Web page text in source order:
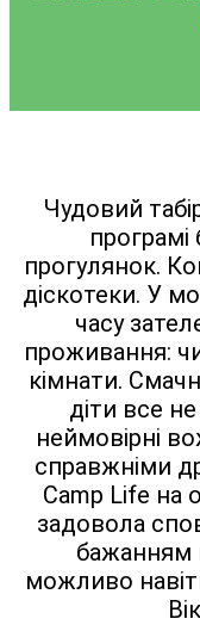
Чудовий
програмі
прогулянок.
діскотеки. У
часу
проживання:
кімнати.
діти все
неймовірні
справжніми
Camp Life на
задовола
бажанням
можливо